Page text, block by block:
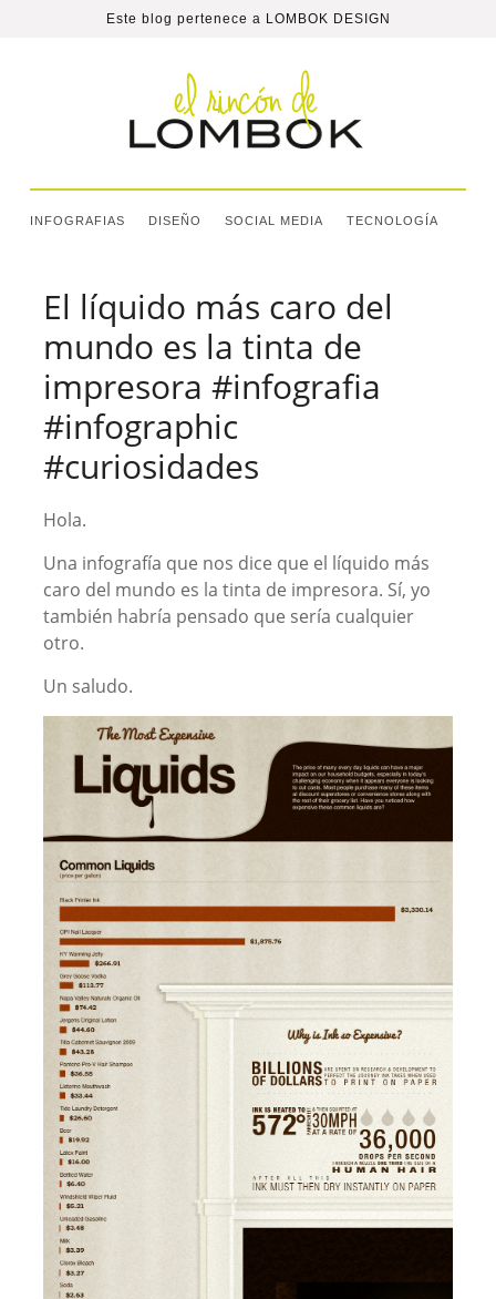
Este blog pertenece a LOMBOK DESIGN
INFOGRAFIAS DISEÑO SOCIAL MEDIA TECNOLOGÍA
El líquido más caro del
mundo es la tinta de
impresora #infografia
#infographic
#curiosidades
Hola.
Una infografía que nos dice que el líquido más
caro del mundo es la tinta de impresora. Sí, yo
también habría pensado que sería cualquier
otro.
Un saludo.